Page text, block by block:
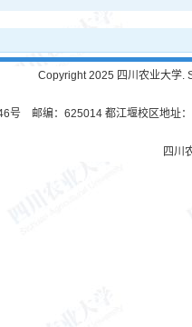
Copyright 2025 四川农业大学.
号 邮编：625014 都江堰校区地址
四川